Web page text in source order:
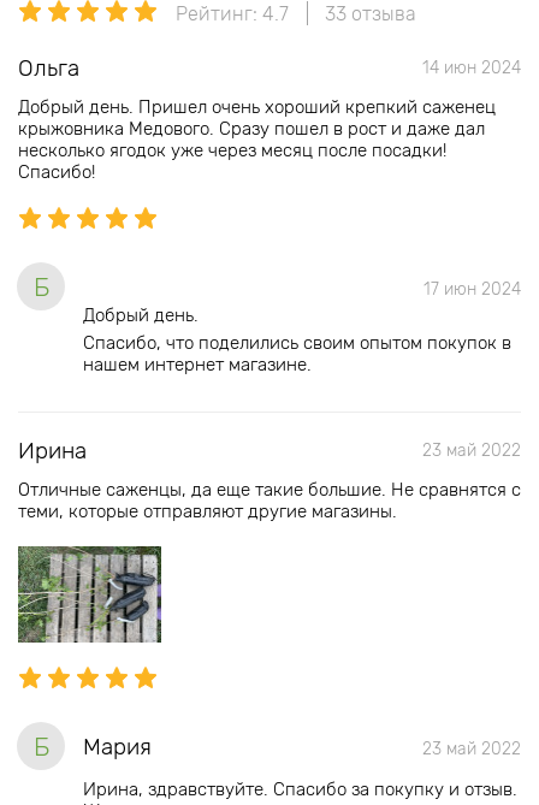
Рейтинг: 4.7 33 отзыва
Ольга 14 июн 2024
Добрый день. Пришел очень хороший крепкий саженец
крыжовника Медового. Сразу пошел в рост и даже дал
несколько ягодок уже через месяц после посадки!
Спасибо!
Б 17 июн 2024
Добрый день.
Спасибо, что поделились своим опытом покупок в
нашем интернет магазине.
Ирина 23 май 2022
Отличные саженцы, да еще такие большие. Не сравнятся с
теми, которые отправляют другие магазины.
Б Мария 23 май 2022
Ирина, здравствуйте. Спасибо за покупку и отзыв.